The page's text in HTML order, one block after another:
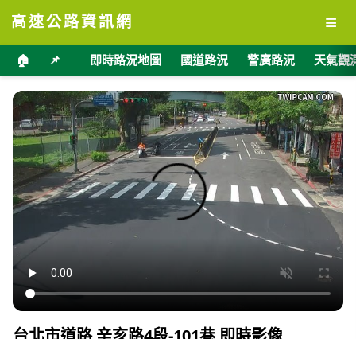
高速公路資訊網 ≡
🏠 📌 即時路況地圖 國道路況 警廣路況 天氣觀